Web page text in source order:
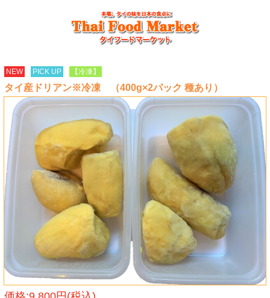
NEW PICK UP 【冷凍】
タイ産ドリアン※冷凍 （400g×2パック 種あり）